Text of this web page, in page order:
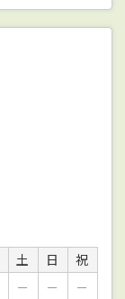
土 日
祝
－ － －